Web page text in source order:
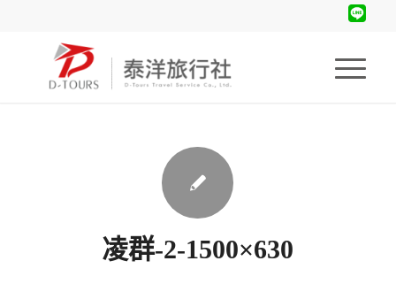
凌群-2-1500×630